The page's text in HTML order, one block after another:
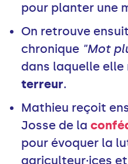
pour planter une
On retrouve
chronique "Mot
dans laquelle elle
terreur.
Mathieu reçoit
Josse de la
pour évoquer la
agriculteur·ices